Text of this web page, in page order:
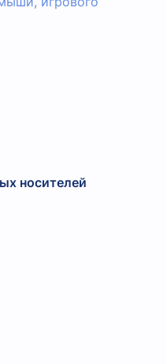
носителей